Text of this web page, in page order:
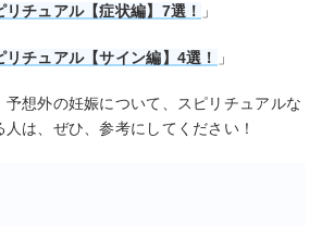
チュアル【症状編】7選！ 」
チュアル【サイン編】4選！ 」
予想外の妊娠について、スピリチュアルな
は、ぜひ、参考にしてください！